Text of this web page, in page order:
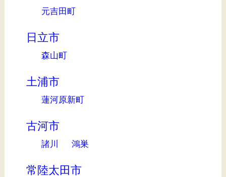
元吉田町
日立市
森山町
土浦市
蓮河原新町
古河市
諸川 鴻巣
常陸太田市